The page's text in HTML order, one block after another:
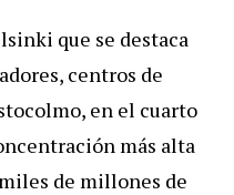
que se destaca
centros de
en el cuarto
más alta
de millones de